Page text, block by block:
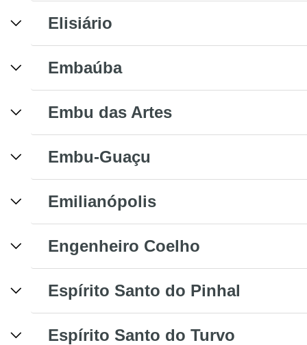
Elisiário
Embaúba
Embu das Artes
Embu-Guaçu
Emilianópolis
Engenheiro Coelho
Espírito Santo do Pinhal
Espírito Santo do Turvo